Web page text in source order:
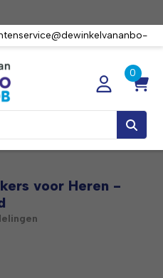
voor Heren -
is0van de 5